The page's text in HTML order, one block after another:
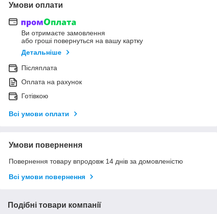
Умови оплати
Ви отримаєте замовлення
або гроші повернуться на вашу картку
Детальніше
Післяплата
Оплата на рахунок
Готівкою
Всі умови оплати
Умови повернення
Повернення товару впродовж 14 днів за домовленістю
Всі умови повернення
Подібні товари компанії